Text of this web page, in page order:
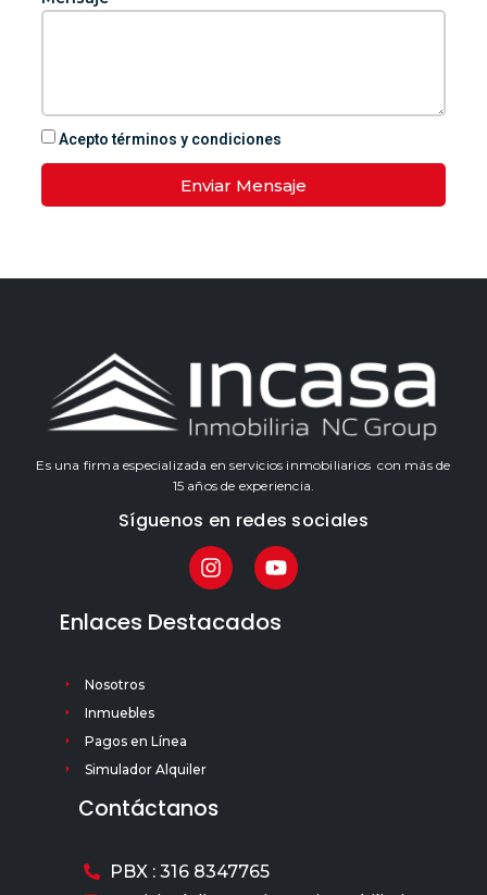
Acepto términos y condiciones
Enviar Mensaje
Es una firma especializada en servicios inmobiliarios con más de
15 años de experiencia.
Síguenos en redes sociales
Enlaces Destacados
Nosotros
Inmuebles
Pagos en Línea
Simulador Alquiler
Contáctanos
PBX : 316 8347765